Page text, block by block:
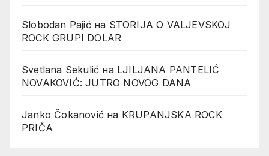
Slobodan Pajićна STORIJA O VALJEVSKOJ
ROCK GRUPI DOLAR
Svetlana Sekulić на LJILJANA PANTELIĆ
NOVAKOVIĆ: JUTRO NOVOG DANA
Janko Čokanović на KRUPANJSKA ROCK
PRIČA